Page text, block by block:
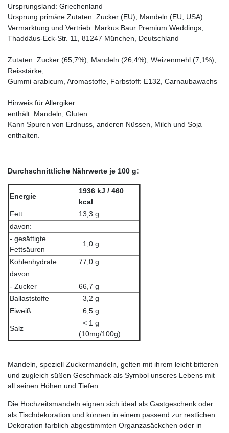
Ursprungsland: Griechenland
Ursprung primäre Zutaten: Zucker (EU), Mandeln (EU, USA)
Vermarktung und Vertrieb: Markus Baur Premium Weddings,
Thaddäus-Eck-Str. 11, 81247 München, Deutschland
Zutaten: Zucker (65,7%), Mandeln (26,4%), Weizenmehl (7,1%),
Reisstärke,
Gummi arabicum, Aromastoffe, Farbstoff: E132, Carnaubawachs
Hinweis für Allergiker:
enthält: Mandeln, Gluten
Kann Spuren von Erdnuss, anderen Nüssen, Milch und Soja
enthalten.
Durchschnittliche Nährwerte je 100 g:
Energie
1936 kJ / 460
kcal
Fett
13,3 g
davon:
- gesättigte
Fettsäuren
1,0 g
Kohlenhydrate
77,0 g
davon:
- Zucker
66,7 g
Ballaststoffe
3,2 g
Eiweiß
6,5 g
Salz
< 1 g
(10mg/100g)
Mandeln, speziell Zuckermandeln, gelten mit ihrem leicht bitteren
und zugleich süßen Geschmack als Symbol unseres Lebens mit
all seinen Höhen und Tiefen.
Die Hochzeitsmandeln eignen sich ideal als Gastgeschenk oder
als Tischdekoration und können in einem passend zur restlichen
Dekoration farblich abgestimmten Organzasäckchen oder in